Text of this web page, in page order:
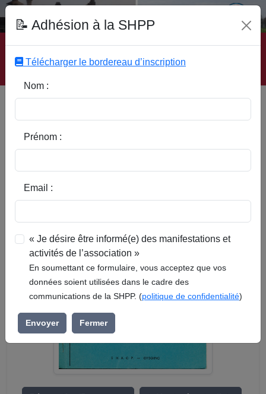
Accueil | Site SHPP | Auteurs | Editeurs | Rubriques |
Sous-Rubriques | Mots-Clefs | Contact
Baisieux-Sin
📝 Adhésion à la SHPP
Télécharger le bordereau d’inscription
Nom :
Prénom :
Email :
« Je désire être informé(e) des manifestations et
activités de l’association »
En soumettant ce formulaire, vous acceptez que vos
données soient utilisées dans le cadre des
communications de la SHPP. (politique de confidentialité)
Envoyer Fermer